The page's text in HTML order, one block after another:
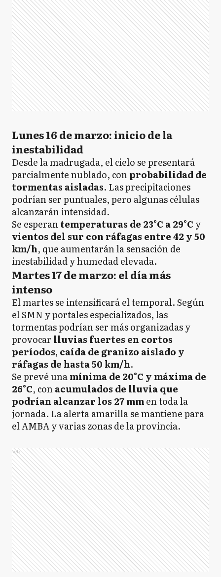
Lunes 16 de marzo: inicio de la
inestabilidad
Desde la madrugada, el cielo se presentará
parcialmente nublado, conprobabilidad de
tormentas aisladas. Las precipitaciones
podrían ser puntuales, pero algunas células
alcanzarán intensidad.
Se esperantemperaturas de 23°C a 29°C y
vientos del sur con ráfagas entre 42 y 50
km/h, que aumentarán la sensación de
inestabilidad y humedad elevada.
Martes 17 de marzo: el día más
intenso
El martes se intensificará el temporal. Según
el SMN y portales especializados, las
tormentas podrían ser más organizadas y
provocar lluvias fuertes en cortos
períodos, caída de granizo aislado y
ráfagas de hasta 50 km/h.
Se prevé unamínima de 20°C y máxima de
26°C, conacumulados de lluvia que
podrían alcanzar los 27 mmen toda la
jornada. La alerta amarilla se mantiene para
el AMBA y varias zonas de la provincia.
Ads